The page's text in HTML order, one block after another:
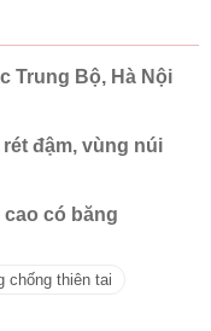
Trung Bộ, Hà Nội
đậm, vùng núi
cao có băng
chống thiên tai